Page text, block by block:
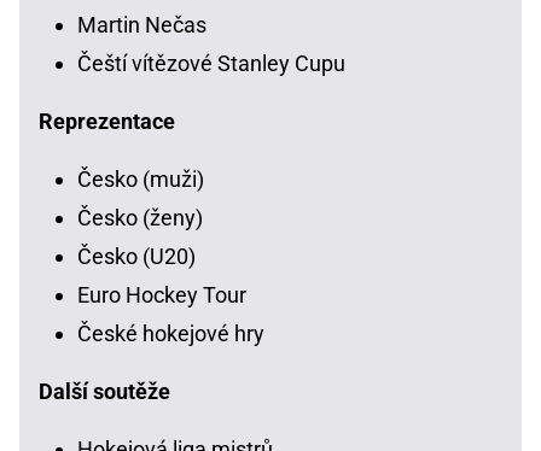
Martin Nečas
Čeští vítězové Stanley Cupu
Reprezentace
Česko (muži)
Česko (ženy)
Česko (U20)
Euro Hockey Tour
České hokejové hry
Další soutěže